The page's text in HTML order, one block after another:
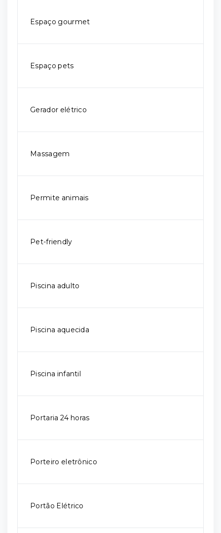
Espaço gourmet
Espaço pets
Gerador elétrico
Massagem
Permite animais
Pet-friendly
Piscina adulto
Piscina aquecida
Piscina infantil
Portaria 24 horas
Porteiro eletrônico
Portão Elétrico